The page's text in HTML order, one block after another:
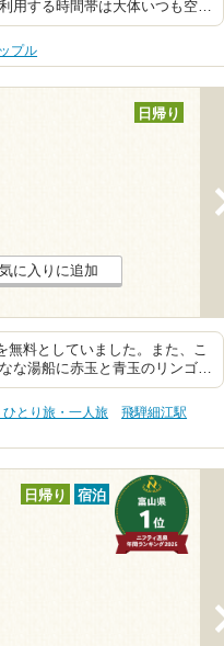
用する時間帯は大体いつも空…
プル
日帰り
に入りに追加
料としていました。また、こ
な湯船に赤玉と青玉のリンゴ…
ひとり旅・一人旅
飛騨細江駅
日帰り 宿泊